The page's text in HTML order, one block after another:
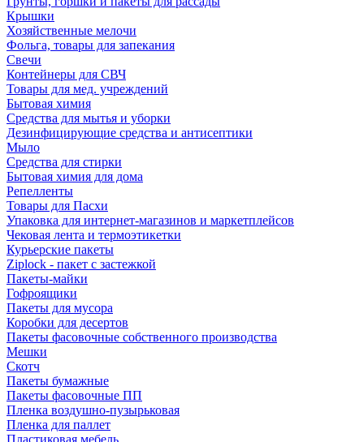
Крышки
Хозяйственные мелочи
Фольга, товары для запекания
Свечи
Контейнеры для СВЧ
Товары для мед. учреждений
Бытовая химия
Средства для мытья и уборки
Дезинфицирующие средства и антисептики
Мыло
Средства для стирки
Бытовая химия для дома
Репелленты
Товары для Пасхи
Упаковка для интернет-магазинов и маркетплейсов
Чековая лента и термоэтикетки
Курьерские пакеты
Ziplock - пакет с застежкой
Пакеты-майки
Гофроящики
Пакеты для мусора
Коробки для десертов
Пакеты фасовочные собственного производства
Мешки
Скотч
Пакеты бумажные
Пакеты фасовочные ПП
Пленка воздушно-пузырьковая
Пленка для паллет
Пластиковая мебель